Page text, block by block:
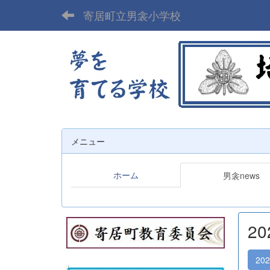
寄居町立男衾小学校
メニュー
ホーム 男衾news